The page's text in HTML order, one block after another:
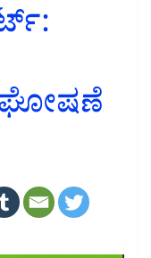
ಘೋಷಣೆ